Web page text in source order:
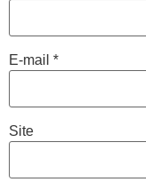
E-mail *
Site